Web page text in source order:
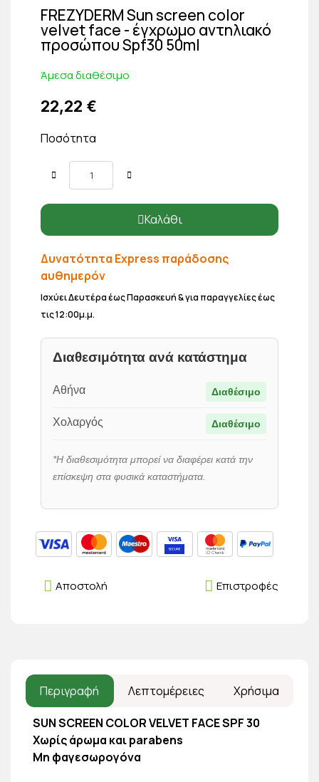
FREZYDERM Sun screen color
velvet face - έγχρωμο αντηλιακό
προσώπου Spf30 50ml
Άμεσα διαθέσιμο
22,22 €
Ποσότητα
Καλάθι
Δυνατότητα Express παράδοσης
αυθημερόν
Ισχύει Δευτέρα έως Παρασκευή & για παραγγελίες έως
τις 12:00μ.μ.
Διαθεσιμότητα ανά κατάστημα
Αθήνα Διαθέσιμο
Χολαργός Διαθέσιμο
*Η διαθεσιμότητα μπορεί να διαφέρει κατά την
επίσκεψη στα φυσικά καταστήματα.
Επιστροφές
Αποστολή
Περιγραφή Λεπτομέρειες Χρήσιμα
SUN SCREEN COLOR VELVET FACE SPF 30
Χωρίς άρωμα και parabens
Μη φαγεσωρογόνα